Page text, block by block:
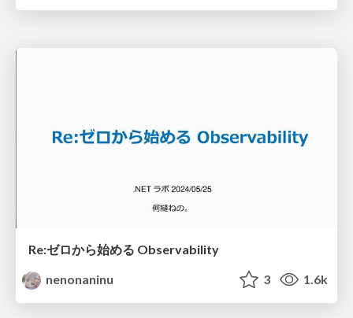
Re:ゼロから始める Observability
nenonaninu
3 1.6k